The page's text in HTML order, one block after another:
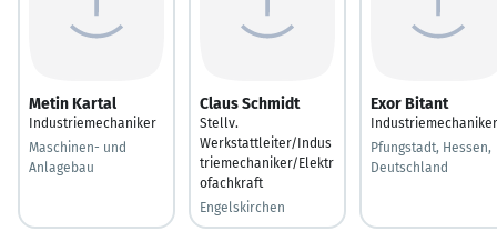
Metin Kartal
Industriemechaniker
Maschinen- und
Anlagebau
Claus Schmidt
Stellv.
Werkstattleiter/Indus
triemechaniker/Elektr
ofachkraft
Engelskirchen
Exor Bitant
Industriemechaniker
Pfungstadt, Hessen,
Deutschland